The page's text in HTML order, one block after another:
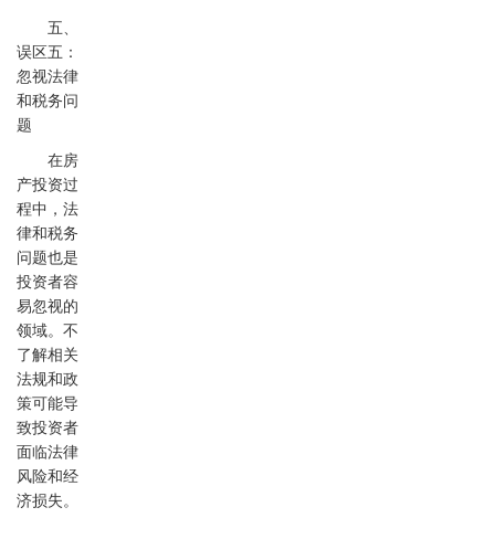
五、
误区五：
忽视法律
和税务问
题
在房
产投资过
程中，法
律和税务
问题也是
投资者容
易忽视的
领域。不
了解相关
法规和政
策可能导
致投资者
面临法律
风险和经
济损失。